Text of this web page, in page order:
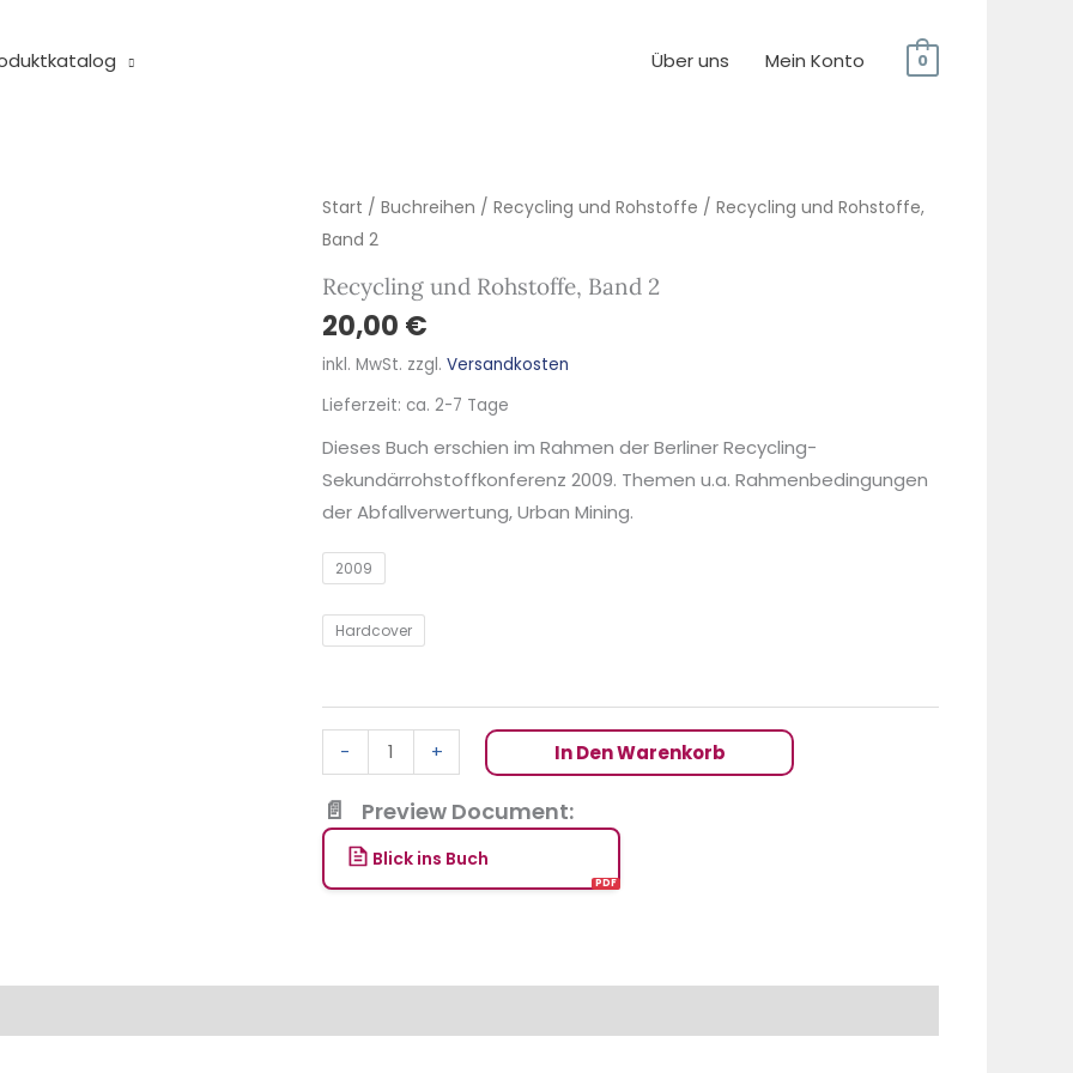
Über uns Mein Konto 0
Start / Buchreihen / Recycling und Rohstoffe / Recycling und Rohstoffe,
Band 2
Recycling und Rohstoffe, Band 2
20,00 €
inkl. MwSt. zzgl. Versandkosten
Lieferzeit: ca. 2-7 Tage
Dieses Buch erschien im Rahmen der Berliner Recycling-
Sekundärrohstoffkonferenz 2009. Themen u.a. Rahmenbedingungen
der Abfallverwertung, Urban Mining.
2009
Hardcover
-
Recycling
und
Band
2
Menge
+ In Den Warenkorb
Preview Document:
Blick ins Buch